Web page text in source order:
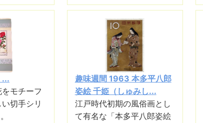
...
モチーフ
切手シリ
趣味週間 1963 本多平八郎
姿絵 千姫（しゅみし...
江戸時代初期の風俗画とし
て有名な「本多平八郎姿絵